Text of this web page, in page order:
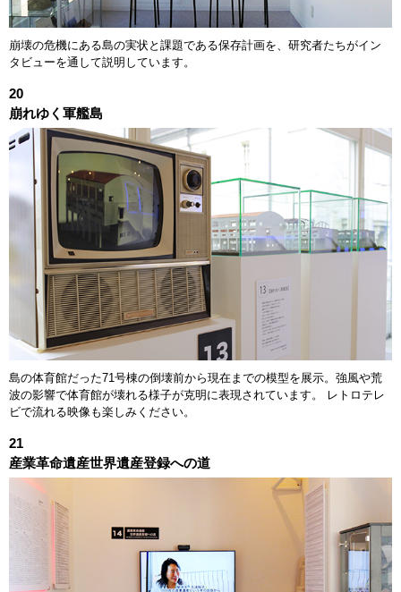
崩壊の危機にある島の実状と課題である保存計画を、研究者たちがイン
タビューを通して説明しています。
20
崩れゆく軍艦島
島の体育館だった71号棟の倒壊前から現在までの模型を展示。強風や荒
波の影響で体育館が壊れる様子が克明に表現されています。 レトロテレ
ビで流れる映像も楽しみください。
21
産業革命遺産世界遺産登録への道